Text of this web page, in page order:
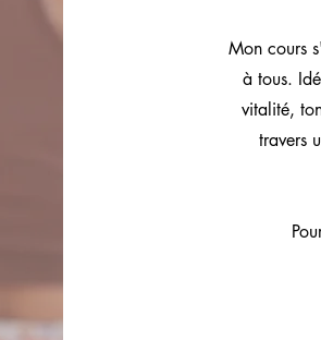
Mon cours
à tous.
vitalité,
travers